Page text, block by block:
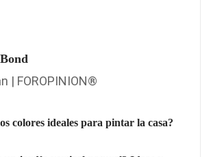
| FOROPINION®
colores ideales para pintar la casa?